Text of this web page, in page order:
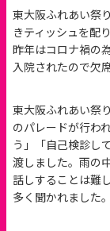
東大阪ふれあい祭
きティッシュを配
昨年はコロナ禍の
入院されたので欠
東大阪ふれあい祭
のパレードが行わ
う」「自己検診し
渡しました。雨の
話しすることは難
多く聞かれました。